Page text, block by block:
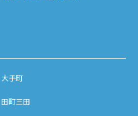
大手町
田町三田